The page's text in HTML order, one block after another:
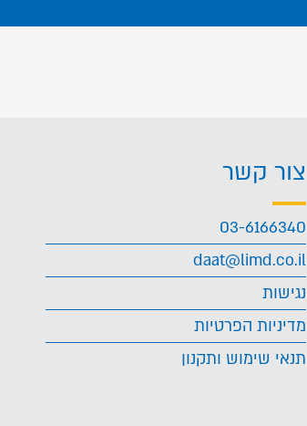
צור קשר
03-6166340
daat@limd.co.il
נגישות
מדיניות הפרטיות
תנאי שימוש ותקנון